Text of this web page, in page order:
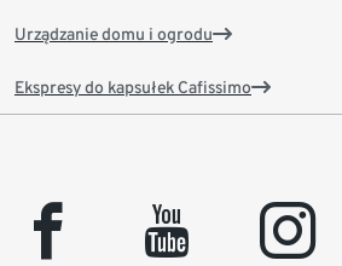
Urządzanie domu i ogrodu
Ekspresy do kapsułek Cafissimo
facebook youtube instagram